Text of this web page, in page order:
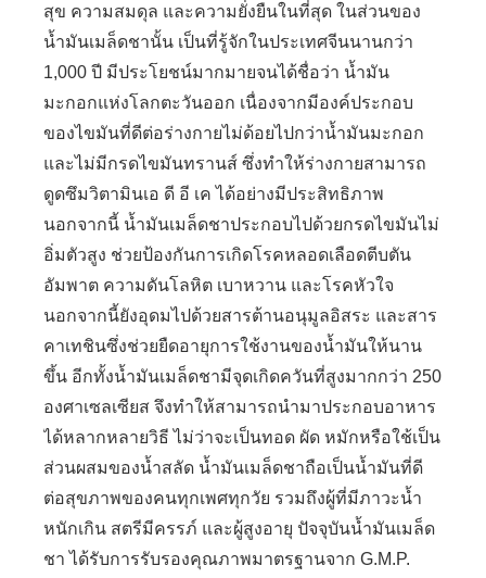
สุข ความสมดุล และความยั่งยืนในที่สุด ในส่วนของ
น้ำมันเมล็ดชานั้น เป็นที่รู้จักในประเทศจีนนานกว่า
1,000 ปี มีประโยชน์มากมายจนได้ชื่อว่า น้ำมัน
มะกอกแห่งโลกตะวันออก เนื่องจากมีองค์ประกอบ
ของไขมันที่ดีต่อร่างกายไม่ด้อยไปกว่าน้ำมันมะกอก
และไม่มีกรดไขมันทรานส์ ซึ่งทำให้ร่างกายสามารถ
ดูดซึมวิตามินเอ ดี อี เค ได้อย่างมีประสิทธิภาพ
นอกจากนี้ น้ำมันเมล็ดชาประกอบไปด้วยกรดไขมันไม่
อิ่มตัวสูง ช่วยป้องกันการเกิดโรคหลอดเลือดตีบตัน
อัมพาต ความดันโลหิต เบาหวาน และโรคหัวใจ
นอกจากนี้ยังอุดมไปด้วยสารต้านอนุมูลอิสระ และสาร
คาเทชินซึ่งช่วยยืดอายุการใช้งานของน้ำมันให้นาน
ขึ้น อีกทั้งน้ำมันเมล็ดชามีจุดเกิดควันที่สูงมากกว่า 250
องศาเซลเซียส จึงทำให้สามารถนำมาประกอบอาหาร
ได้หลากหลายวิธี ไม่ว่าจะเป็นทอด ผัด หมักหรือใช้เป็น
ส่วนผสมของน้ำสลัด น้ำมันเมล็ดชาถือเป็นน้ำมันที่ดี
ต่อสุขภาพของคนทุกเพศทุกวัย รวมถึงผู้ที่มีภาวะน้ำ
หนักเกิน สตรีมีครรภ์ และผู้สูงอายุ ปัจจุบันน้ำมันเมล็ด
ชา ได้รับการรับรองคุณภาพมาตรฐานจาก G.M.P.